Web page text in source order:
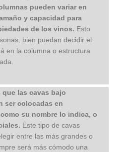
pueden variar en
y capacidad para
de los vinos. Esto
bien puedan decidir el
en la columna o estructura
las cavas bajo
ser colocadas en
su nombre lo indica, o
. Este tipo de cavas
entre las más grandes o
será más cómodo una